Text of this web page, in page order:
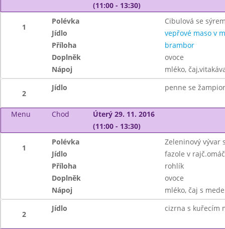
(11:00 - 13:30)
1
Polévka
Cibulová se
Jídlo
vepřové maso v
Příloha
brambor
Doplněk
ovoce
Nápoj
mléko,
2
Jídlo penne se
Menu Chod
Úterý 29. 11. 2016
(11:00 - 13:30)
1
Polévka
Zeleninový vývar
Jídlo
fazole v
Příloha
rohlík
Doplněk
ovoce
Nápoj
mléko, čaj s
2
Jídlo cizrna s kuřecím